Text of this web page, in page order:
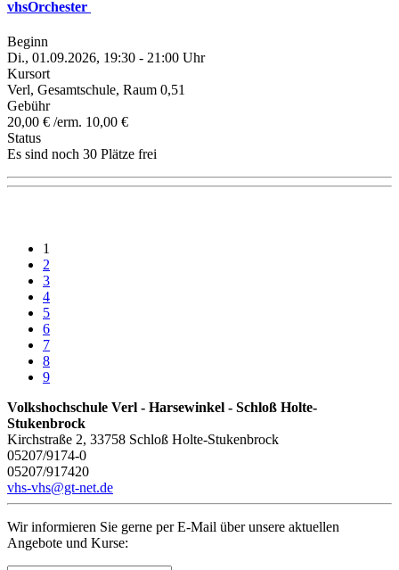
vhsOrchester
Beginn
Di., 01.09.2026, 19:30 - 21:00 Uhr
Kursort
Verl, Gesamtschule, Raum 0,51
Gebühr
20,00 € /erm. 10,00 €
Status
Es sind noch 30 Plätze frei
1
2
3
4
5
6
7
8
9
Volkshochschule Verl - Harsewinkel - Schloß Holte-
Stukenbrock
Kirchstraße 2, 33758 Schloß Holte-Stukenbrock
05207/9174-0
05207/917420
vhs-vhs@gt-net.de
Wir informieren Sie gerne per E-Mail über unsere aktuellen
Angebote und Kurse: